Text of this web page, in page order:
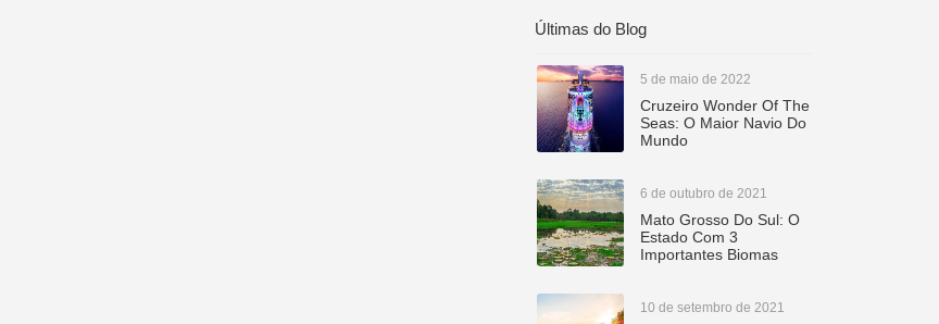
Últimas do Blog
5 de maio de 2022
Cruzeiro Wonder Of The
Seas: O Maior Navio Do
Mundo
6 de outubro de 2021
Mato Grosso Do Sul: O
Estado Com 3
Importantes Biomas
10 de setembro de 2021